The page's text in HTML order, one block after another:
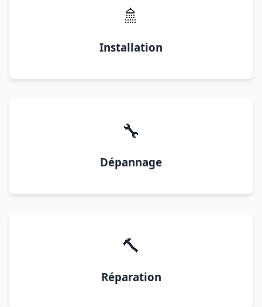
🚿
Installation
🔧
Dépannage
🔨
Réparation